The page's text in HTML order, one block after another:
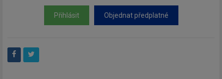
Přihlásit Objednat předplatné